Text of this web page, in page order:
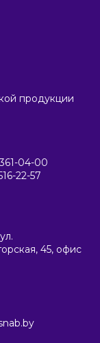
продукции
04-00
22-57
45, офис